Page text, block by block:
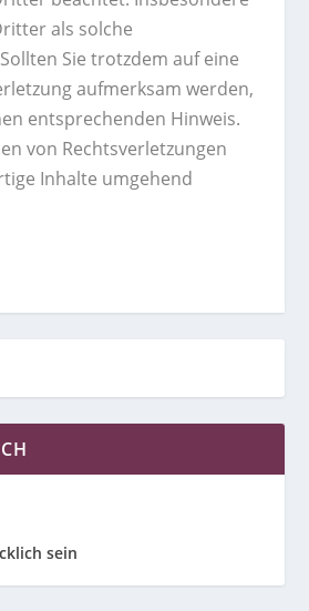
als solche
Sie trotzdem auf eine
aufmerksam werden,
entsprechenden Hinweis.
von Rechtsverletzungen
Inhalte umgehend
sein